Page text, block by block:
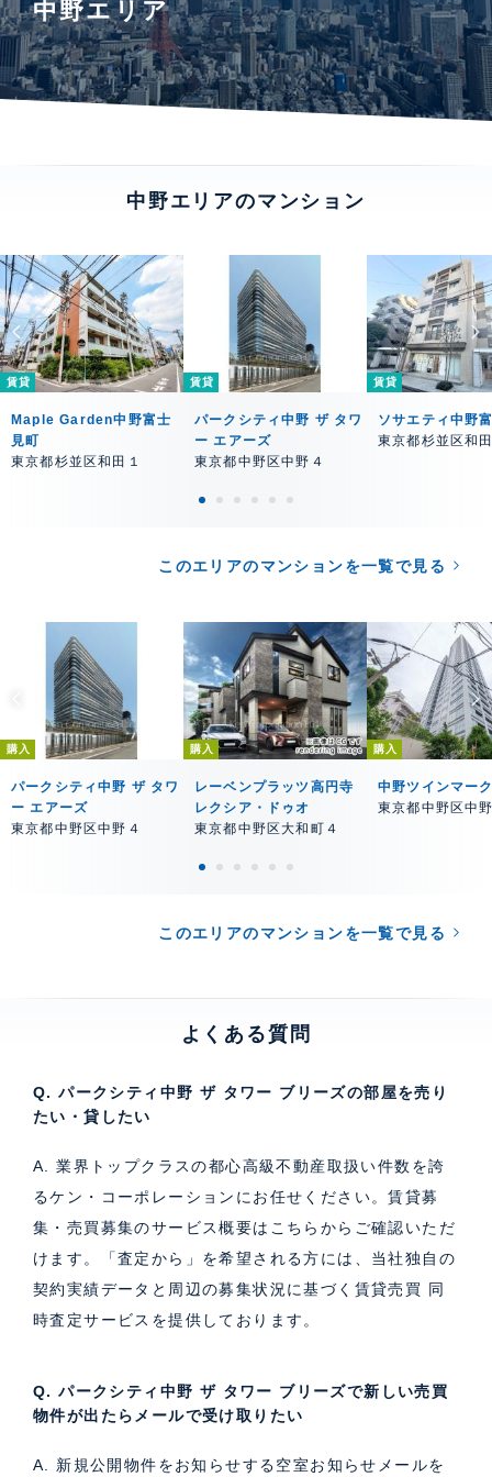
中野エリア
中野エリアのマンション
賃貸
Maple Garden中野富士
見町
東京都杉並区和田１
賃貸
パークシティ中野 ザ タワ
ー エアーズ
東京都中野区中野４
賃貸
ソサエティ中野
東京都杉並区和
このエリアのマンションを一覧で見る
購入
パークシティ中野 ザ タワ
ー エアーズ
東京都中野区中野４
購入
レーベンプラッツ高円寺
レクシア・ドゥオ
東京都中野区大和町４
購入
中野ツインマー
東京都中野区中
このエリアのマンションを一覧で見る
よくある質問
Q. パークシティ中野 ザ タワー ブリーズの部屋を売り
たい・貸したい
A. 業界トップクラスの都心高級不動産取扱い件数を誇
るケン・コーポレーションにお任せください。賃貸募
集・売買募集のサービス概要はこちら からご確認いただ
けます。「査定から」を希望される方には、当社独自の
契約実績データと周辺の募集状況に基づく 賃貸売買 同
時査定サービス を提供しております。
Q. パークシティ中野 ザ タワー ブリーズで新しい売買
物件が出たらメールで受け取りたい
A. 新規公開物件をお知らせする空室お知らせメールを